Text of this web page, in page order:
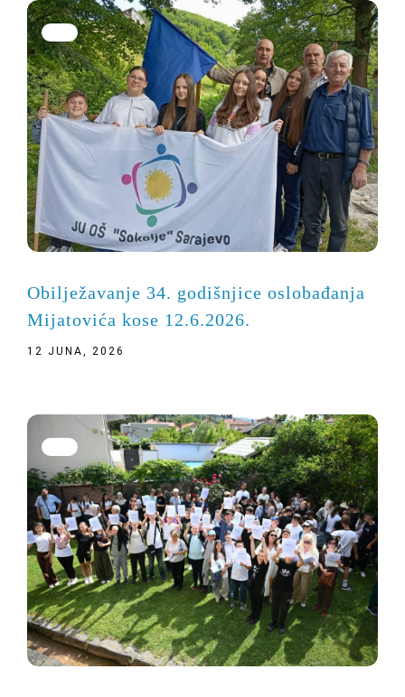
Obilježavanje 34. godišnjice oslobađanja
Mijatovića kose 12.6.2026.
12 JUNA, 2026